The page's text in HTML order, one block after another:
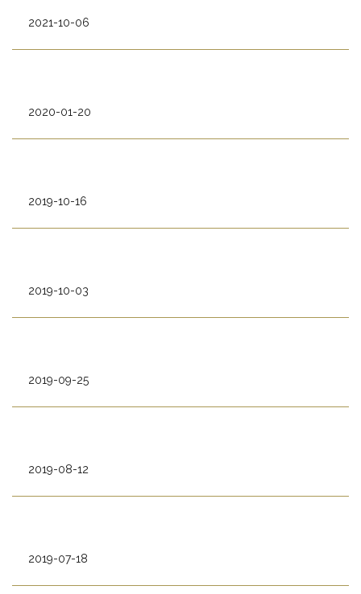
2021-10-06
2020-01-20
2019-10-16
2019-10-03
2019-09-25
2019-08-12
2019-07-18